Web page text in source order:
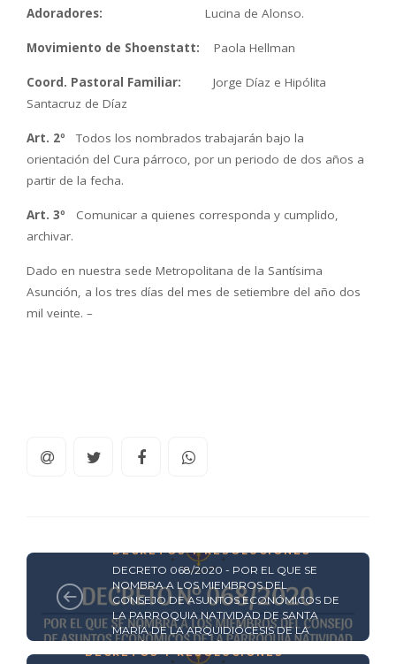
Adoradores: Lucina de Alonso.
Movimiento de Shoenstatt: Paola Hellman
Coord. Pastoral Familiar: Jorge Díaz e Hipólita
Santacruz de Díaz
Art. 2º Todos los nombrados trabajarán bajo la
orientación del Cura párroco, por un periodo de dos años a
partir de la fecha.
Art. 3º Comunicar a quienes corresponda y cumplido,
archivar.
Dado en nuestra sede Metropolitana de la Santísima
Asunción, a los tres días del mes de setiembre del año dos
mil veinte. –
DECRETOS Y RESOLUCIONES
DECRETO 068/2020 - POR EL QUE SE
NOMBRA A LOS MIEMBROS DEL
CONSEJO DE ASUNTOS ECONÓMICOS DE
LA PARROQUIA NATIVIDAD DE SANTA
MARÍA DE LA ARQUIDIÓCESIS DE LA
SANTÍSIMA ASUNCIÓN. -
DECRETOS Y RESOLUCIONES